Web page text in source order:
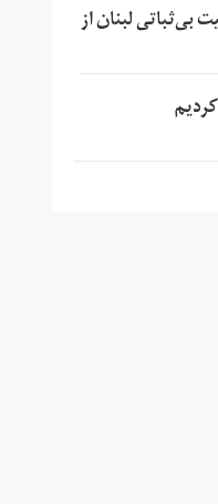
بی‌ثباتی لبنان از